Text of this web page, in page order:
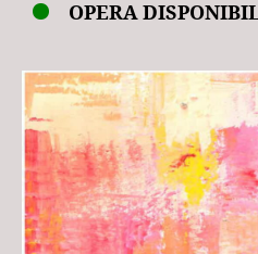
OPERA